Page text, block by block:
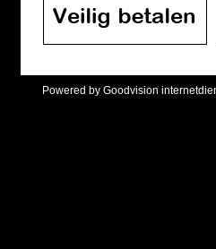
Powered by Goodvision